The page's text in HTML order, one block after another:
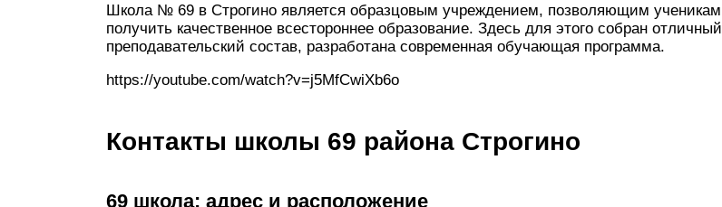
Школа № 69 в Строгино является образцовым учреждением, позволяющим ученикам
получить качественное всестороннее образование. Здесь для этого собран отличный
преподавательский состав, разработана современная обучающая программа.
https://youtube.com/watch?v=j5MfCwiXb6o
Контакты школы 69 района Строгино
69 школа: адрес и расположение